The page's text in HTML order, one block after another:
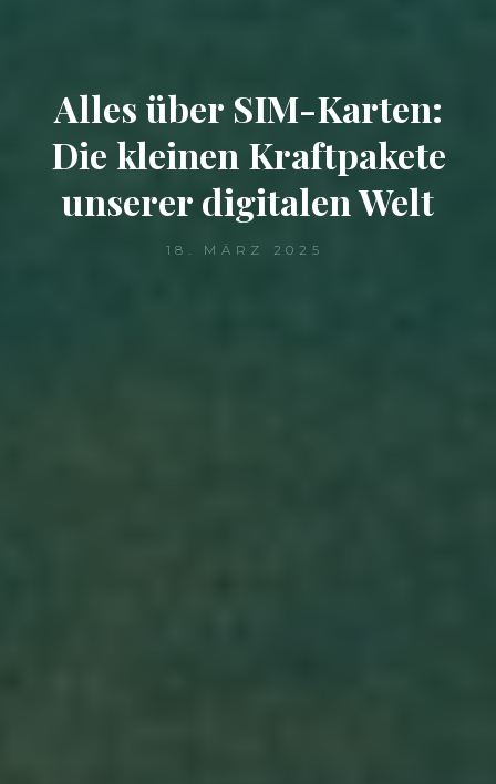
Alles über SIM-Karten:
Die kleinen Kraftpakete
unserer digitalen Welt
18. MÄRZ 2025